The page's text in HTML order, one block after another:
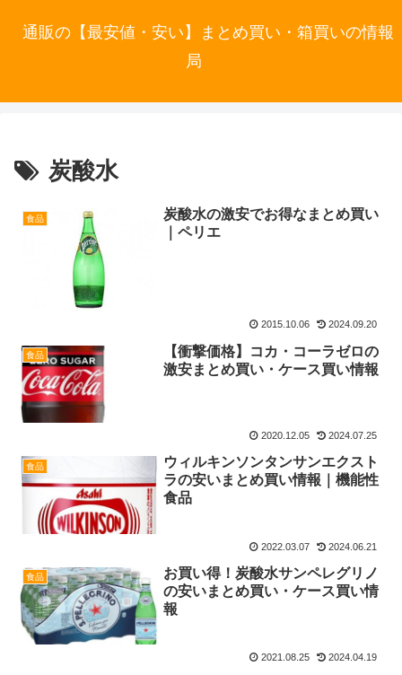
通販の【最安値・安い】まとめ買い・箱買いの情報
局
炭酸水
食品
炭酸水の激安でお得なまとめ買い
｜ペリエ
2015.10.06 2024.09.20
食品
【衝撃価格】コカ・コーラゼロの
激安まとめ買い・ケース買い情報
2020.12.05 2024.07.25
食品
ウィルキンソンタンサンエクスト
ラの安いまとめ買い情報｜機能性
食品
2022.03.07 2024.06.21
食品
お買い得！炭酸水サンペレグリノ
の安いまとめ買い・ケース買い情
報
2021.08.25 2024.04.19